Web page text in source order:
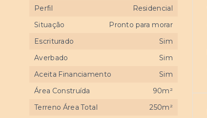
Perfil
Residencial
Situação
Pronto para morar
Escriturado
Sim
Averbado
Sim
Aceita Financiamento
Sim
Área Construída
90m²
Terreno Área Total
250m²